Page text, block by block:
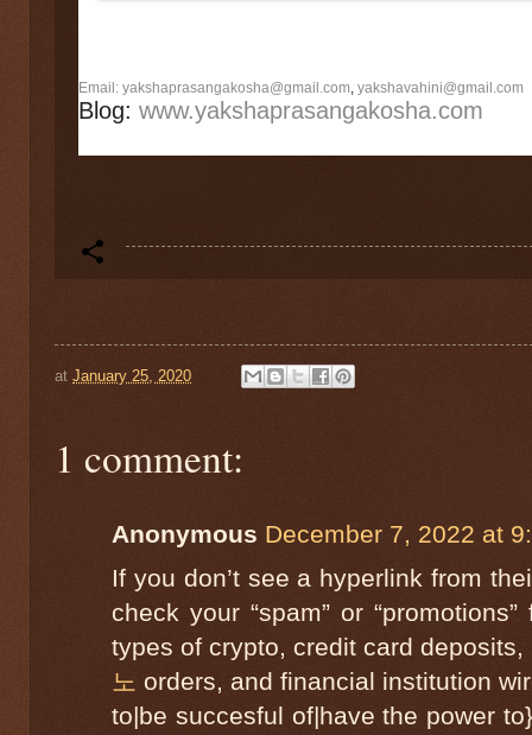
Email: yakshaprasangakosha@gmail.com, yakshavahini@gmail.com
Blog: www.yakshaprasangakosha.com
at January 25, 2020
1 comment:
Anonymous December 7, 2022 at
If you don’t see a hyperlink from
check your “spam” or
types of crypto, credit card
노 orders, and financial institution
to|be succesful of|have the power